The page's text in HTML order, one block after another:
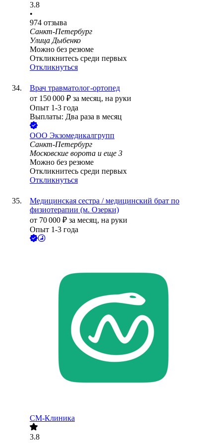
3.8
•
974 отзыва
Санкт-Петербург
Улица Дыбенко
Можно без резюме
Откликнитесь среди первых
Откликнуться
Врач травматолог-ортопед
от 150 000 ₽ за месяц, на руки
Опыт 1-3 года
Выплаты: Два раза в месяц
ООО Экзомедикалгрупп
Санкт-Петербург
Московские ворота и еще 3
Можно без резюме
Откликнитесь среди первых
Откликнуться
Медицинская сестра / медицинский брат по
физиотерапии (м. Озерки)
от 70 000 ₽ за месяц, на руки
Опыт 1-3 года
СМ-Клиника
3.8